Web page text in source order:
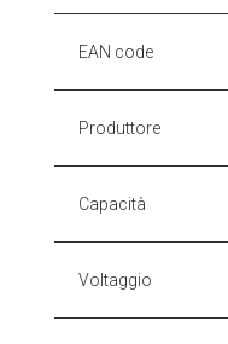
EAN code
Produttore
Capacità
Voltaggio